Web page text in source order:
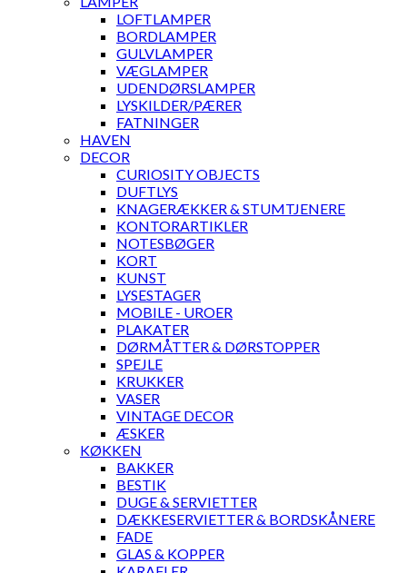
LOFTLAMPER
BORDLAMPER
GULVLAMPER
VÆGLAMPER
UDENDØRSLAMPER
LYSKILDER/PÆRER
FATNINGER
HAVEN
DECOR
CURIOSITY OBJECTS
DUFTLYS
KNAGERÆKKER & STUMTJENERE
KONTORARTIKLER
NOTESBØGER
KORT
KUNST
LYSESTAGER
MOBILE - UROER
PLAKATER
DØRMÅTTER & DØRSTOPPER
SPEJLE
KRUKKER
VASER
VINTAGE DECOR
ÆSKER
KØKKEN
BAKKER
BESTIK
DUGE & SERVIETTER
DÆKKESERVIETTER & BORDSKÅNERE
FADE
GLAS & KOPPER